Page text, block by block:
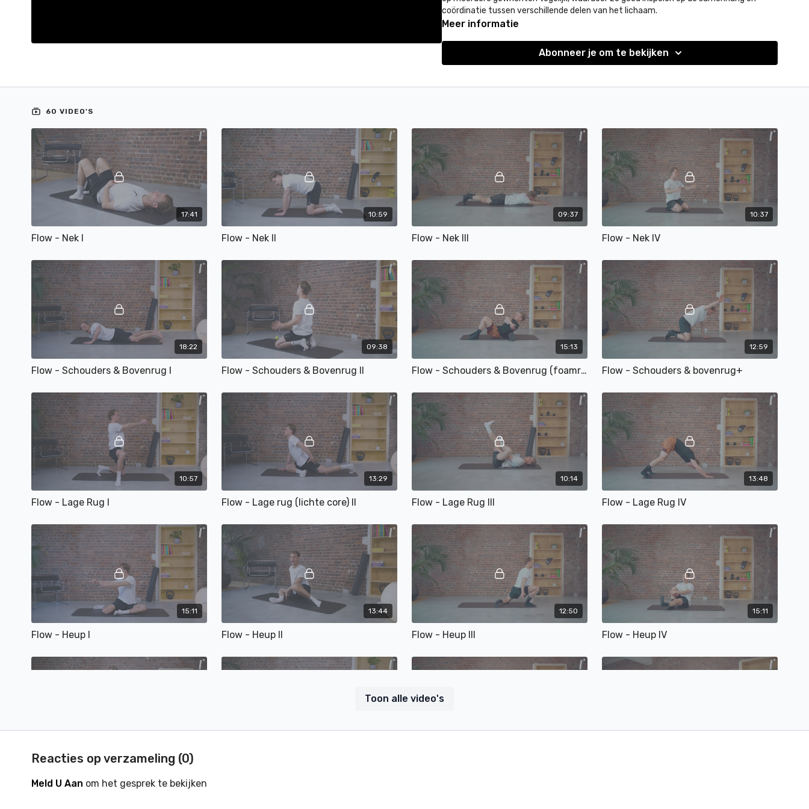
coördinatie tussen verschillende delen van het lichaam.
Meer informatie
Abonneer je om te bekijken
60 VIDEO'S
Toon alle video's
17:41
Flow - Nek I
10:59
Flow - Nek II
09:37
Flow - Nek III
10:37
Flow - Nek IV
18:22
Flow - Schouders & Bovenrug I
09:38
Flow - Schouders & Bovenrug II
15:13
Flow - Schouders & Bovenrug (foamroller)
12:59
Flow - Schouders & bovenrug+
10:57
Flow - Lage Rug I
13:29
Flow - Lage rug (lichte core) II
10:14
Flow - Lage Rug III
13:48
Flow - Lage Rug IV
15:11
Flow - Heup I
13:44
Flow - Heup II
12:50
Flow - Heup III
15:11
Flow - Heup IV
Flow - Volledig lichaam I
Reacties op verzameling (0)
Meld U Aan om het gesprek te bekijken